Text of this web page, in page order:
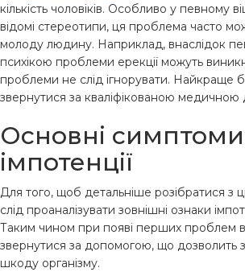
кількість чоловіків. Особливо у певному
відомі стереотипи, ця проблема часто
молоду людину. Наприклад, внаслідок
психікою проблеми ерекції можуть
проблеми не слід ігнорувати. Найкраще
звернутися за кваліфікованою
Основні симптоми
імпотенції
Для того, щоб детальніше розібратися з
слід проаналізувати зовнішні ознаки
Таким чином при появі перших проблем
звернутися за допомогою, що дозволить
шкоду організму.